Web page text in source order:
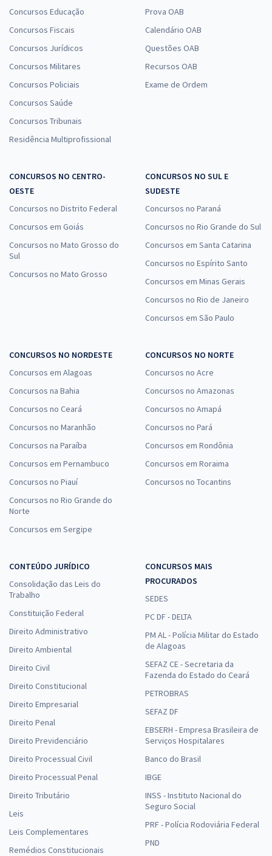
Concursos Educação
Concursos Fiscais
Concursos Jurídicos
Concursos Militares
Concursos Policiais
Concursos Saúde
Concursos Tribunais
Residência Multiprofissional
Prova OAB
Calendário OAB
Questões OAB
Recursos OAB
Exame de Ordem
CONCURSOS NO CENTRO-
OESTE
Concursos no Distrito Federal
Concursos em Goiás
Concursos no Mato Grosso do
Sul
Concursos no Mato Grosso
CONCURSOS NO SUL E
SUDESTE
Concursos no Paraná
Concursos no Rio Grande do Sul
Concursos em Santa Catarina
Concursos no Espírito Santo
Concursos em Minas Gerais
Concursos no Rio de Janeiro
Concursos em São Paulo
CONCURSOS NO NORDESTE
Concursos em Alagoas
Concursos na Bahia
Concursos no Ceará
Concursos no Maranhão
Concursos na Paraíba
Concursos em Pernambuco
Concursos no Piauí
Concursos no Rio Grande do
Norte
Concursos em Sergipe
CONCURSOS NO NORTE
Concursos no Acre
Concursos no Amazonas
Concursos no Amapá
Concursos no Pará
Concursos em Rondônia
Concursos em Roraima
Concursos no Tocantins
CONTEÚDO JURÍDICO
Consolidação das Leis do
Trabalho
Constituição Federal
Direito Administrativo
Direito Ambiental
Direito Civil
Direito Constitucional
Direito Empresarial
Direito Penal
Direito Previdenciário
Direito Processual Civil
Direito Processual Penal
Direito Tributário
Leis
Leis Complementares
Remédios Constitucionais
CONCURSOS MAIS
PROCURADOS
SEDES
PC DF - DELTA
PM AL - Polícia Militar do Estado
de Alagoas
SEFAZ CE - Secretaria da
Fazenda do Estado do Ceará
PETROBRAS
SEFAZ DF
EBSERH - Empresa Brasileira de
Serviços Hospitalares
Banco do Brasil
IBGE
INSS - Instituto Nacional do
Seguro Social
PRF - Polícia Rodoviária Federal
PND